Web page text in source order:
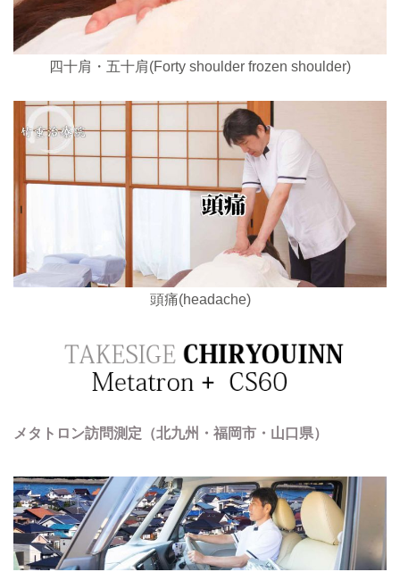
四十肩・五十肩(Forty shoulder frozen shoulder)
頭痛(headache)
メタトロン訪問測定（北九州・福岡市・山口県）